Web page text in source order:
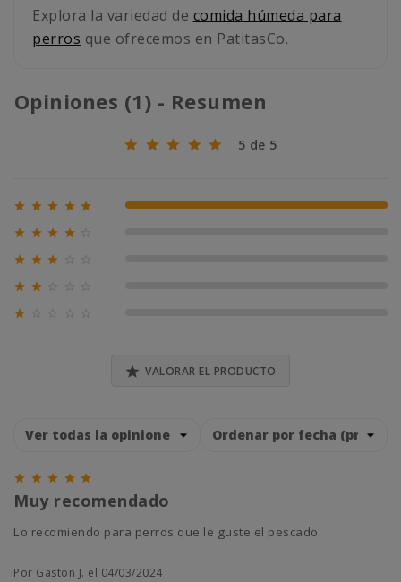
Explora la variedad de comida húmeda para
perros que ofrecemos en PatitasCo.
Opiniones (1) - Resumen
5 de 5
     100% (1)
   
  
 

 VALORAR EL PRODUCTO
    
Muy recomendado
Lo recomiendo para perros que le guste el pescado.
Por Gaston J. el 04/03/2024